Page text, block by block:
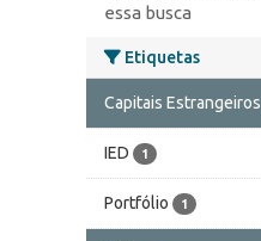
essa busca
Etiquetas
Capitais Estrangeiros
IED 1
Portfólio 1